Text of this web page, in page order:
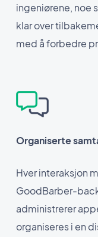
ingeniørene, noe
klar over
med å forbedre
Organiserte
Hver interaksjon
GoodBarber-
administrerer
organiseres i en